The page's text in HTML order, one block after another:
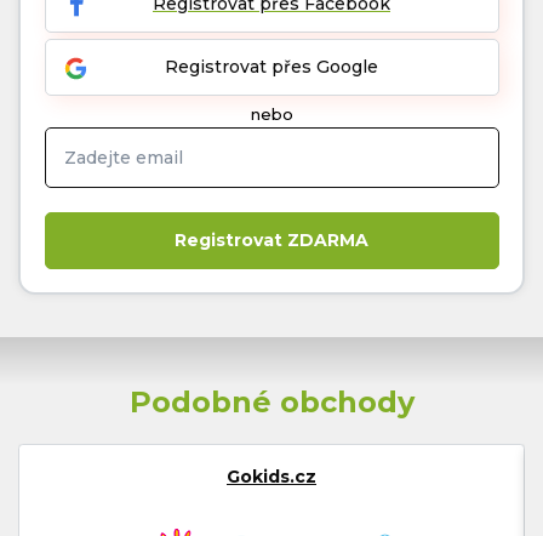
Registrovat přes Google
nebo
Podobné obchody
Gokids.cz